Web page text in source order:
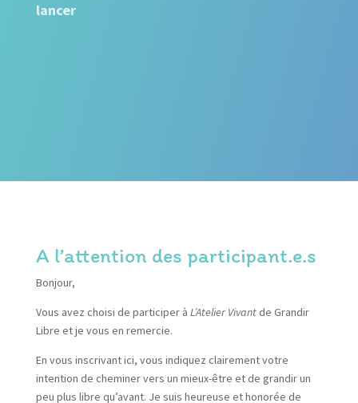
lancer
A l’attention des participant.e.s
Bonjour,
Vous avez choisi de participer à L’Atelier Vivantde Grandir
Libre et je vous en remercie.
En vous inscrivant ici, vous indiquez clairement votre
intention de cheminer vers un mieux-être et de grandir un
peu plus libre qu’avant. Je suis heureuse et honorée de